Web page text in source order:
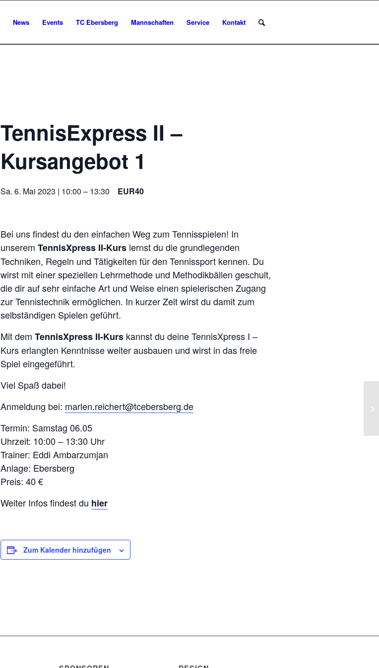
News Events TC Ebersberg Mannschaften Service Kontakt
TennisExpress II –
Kursangebot 1
Sa. 6. Mai 2023 | 10:00 – 13:30 EUR40
Bei uns findest du den einfachen Weg zum Tennisspielen! In
unserem TennisXpress II-Kurs lernst du die grundlegenden
Techniken, Regeln und Tätigkeiten für den Tennissport kennen. Du
wirst mit einer speziellen Lehrmethode und Methodikbällen geschult,
die dir auf sehr einfache Art und Weise einen spielerischen Zugang
zur Tennistechnik ermöglichen. In kurzer Zeit wirst du damit zum
selbständigen Spielen geführt.
Mit dem TennisXpress II-Kurs kannst du deine TennisXpress I –
Kurs erlangten Kenntnisse weiter ausbauen und wirst in das freie
Spiel eingegeführt.
Viel Spaß dabei!
Anmeldung bei: marlen.reichert@tcebersberg.de
Termin: Samstag 06.05
Uhrzeit: 10:00 – 13:30 Uhr
Trainer: Eddi Ambarzumjan
Anlage: Ebersberg
Preis: 40 €
Weiter Infos findest du hier
Zum Kalender hinzufügen